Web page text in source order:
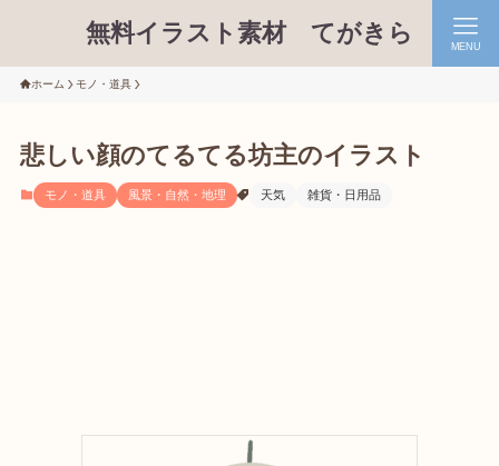
無料イラスト素材 てがきら MENU
ホーム モノ・道具
悲しい顔のてるてる坊主のイラスト
モノ・道具 風景・自然・地理 天気 雑貨・日用品